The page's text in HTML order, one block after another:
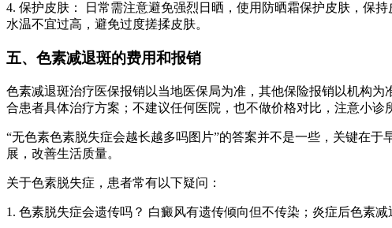
4. 保护皮肤： 日常需注意避免强烈日晒，使用防晒霜保护皮肤，保
水温不宜过高，避免过度搓揉皮肤。
五、色素减退斑的费用和报销
色素减退斑治疗医保报销以当地医保局为准，其他保险报销以机构
合患者具体治疗方案；不建议任何医院，也不做价格对比，注意小
“无色素色素脱失症会越长越多吗图片”的答案并不是一些，关键在
展，改善生活质量。
关于色素脱失症，患者常有以下疑问：
1. 色素脱失症会遗传吗？ 白癜风有遗传倾向但不传染；炎症后色素